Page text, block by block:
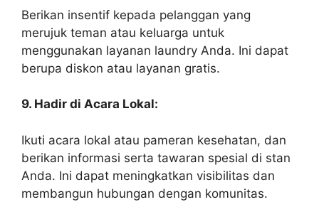
Berikan insentif kepada pelanggan yang
merujuk teman atau keluarga untuk
menggunakan layanan laundry Anda. Ini dapat
berupa diskon atau layanan gratis.
9. Hadir di Acara Lokal:
Ikuti acara lokal atau pameran kesehatan, dan
berikan informasi serta tawaran spesial di stan
Anda. Ini dapat meningkatkan visibilitas dan
membangun hubungan dengan komunitas.